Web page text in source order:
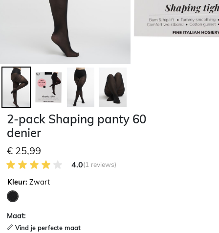
2-pack Shaping panty 60
denier
€ 25,99
4.0 van 5 Klantenbeoordeling
4.0(1 reviews)
Kleur: Zwart
Maat:
Vind je perfecte maat